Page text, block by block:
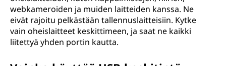
webkameroiden ja muiden laitteiden kanssa. Ne
eivät rajoitu pelkästään tallennuslaitteisiin. Kytke
vain oheislaitteet keskittimeen, ja saat ne kaikki
liitettyä yhden portin kautta.